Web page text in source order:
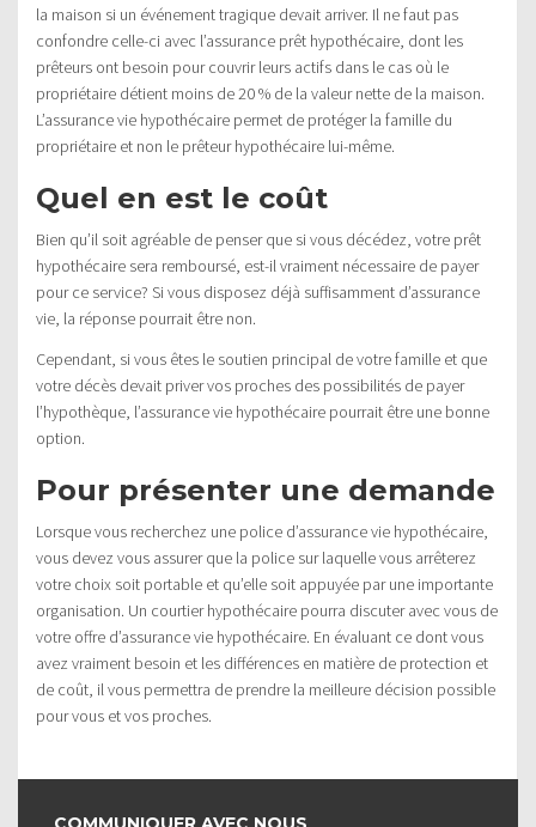
la maison si un événement tragique devait arriver. Il ne faut pas
confondre celle-ci avec l’assurance prêt hypothécaire, dont les
prêteurs ont besoin pour couvrir leurs actifs dans le cas où le
propriétaire détient moins de 20 % de la valeur nette de la maison.
L’assurance vie hypothécaire permet de protéger la famille du
propriétaire et non le prêteur hypothécaire lui-même.
Quel en est le coût
Bien qu’il soit agréable de penser que si vous décédez, votre prêt
hypothécaire sera remboursé, est-il vraiment nécessaire de payer
pour ce service? Si vous disposez déjà suffisamment d’assurance
vie, la réponse pourrait être non.
Cependant, si vous êtes le soutien principal de votre famille et que
votre décès devait priver vos proches des possibilités de payer
l’hypothèque, l’assurance vie hypothécaire pourrait être une bonne
option.
Pour présenter une demande
Lorsque vous recherchez une police d’assurance vie hypothécaire,
vous devez vous assurer que la police sur laquelle vous arrêterez
votre choix soit portable et qu’elle soit appuyée par une importante
organisation. Un courtier hypothécaire pourra discuter avec vous de
votre offre d’assurance vie hypothécaire. En évaluant ce dont vous
avez vraiment besoin et les différences en matière de protection et
de coût, il vous permettra de prendre la meilleure décision possible
pour vous et vos proches.